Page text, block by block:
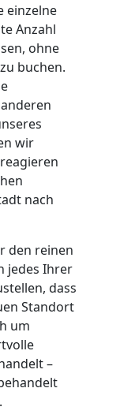
einzelne
Anzahl
ohne
buchen.
wir
nach
den reinen
jedes Ihrer
dass
Standort
um
–